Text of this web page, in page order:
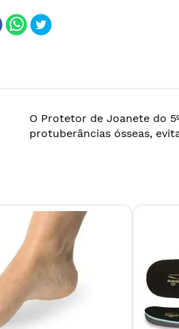
O Protetor de Joanete do
protuberâncias ósseas,